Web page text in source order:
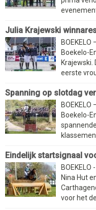
Julia Krajewski
Boekelo-
Krajewski.
eerste
Spanning op slotdag
Boekelo-
Eindelijk startsignaal
Nina Hut
voor het